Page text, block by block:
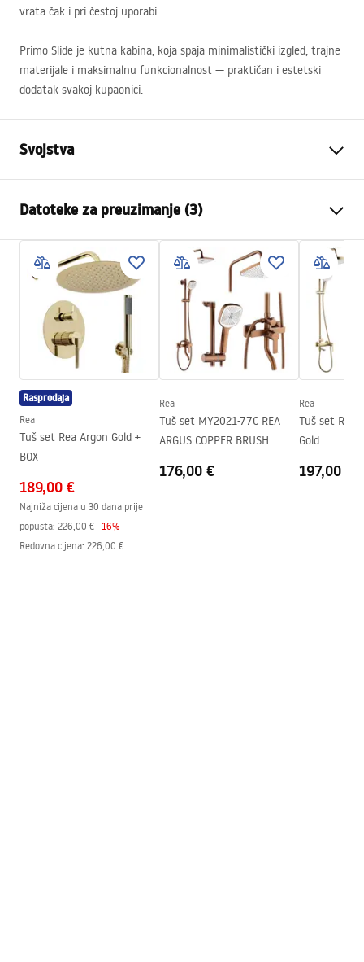
vrata čak i pri čestoj uporabi.
Primo Slide je kutna kabina, koja spaja minimalistički izgled, trajne
materijale i maksimalnu funkcionalnost — praktičan i estetski
dodatak svakoj kupaonici.
Svojstva
stijenka)
Boja
Chrome
Tip kabine
Ugao
Boja stakla
Transparent 4mm
Način otvaranja
klizni
Seria
Primo
Na tuš kadi ili podu
Visina (mm)
Smjer kabine
Lijevo ili desno
Jamstvo
24 mjeseca
Ne
Datoteke za preuzimanje (3)
Warunki bezpieczeństwa
WARUNKI BEZPIECZENSTWA KABINY DRZWI
PARAWANY.pdf
Upute za montažu
Kabina Primo Slide.pdf
Tehnički crtež
Rasprodaja
Rea
Tuš set Rea Argon Gold +
BOX
189,00 €
Najniža cijena u 30 dana prije
popusta: 226,00 € -16%
Redovna cijena: 226,00 €
Rea
Tuš set MY2021-77C REA
ARGUS COPPER BRUSH
176,00 €
Rea
Tuš set REA
Gold
197,00 €